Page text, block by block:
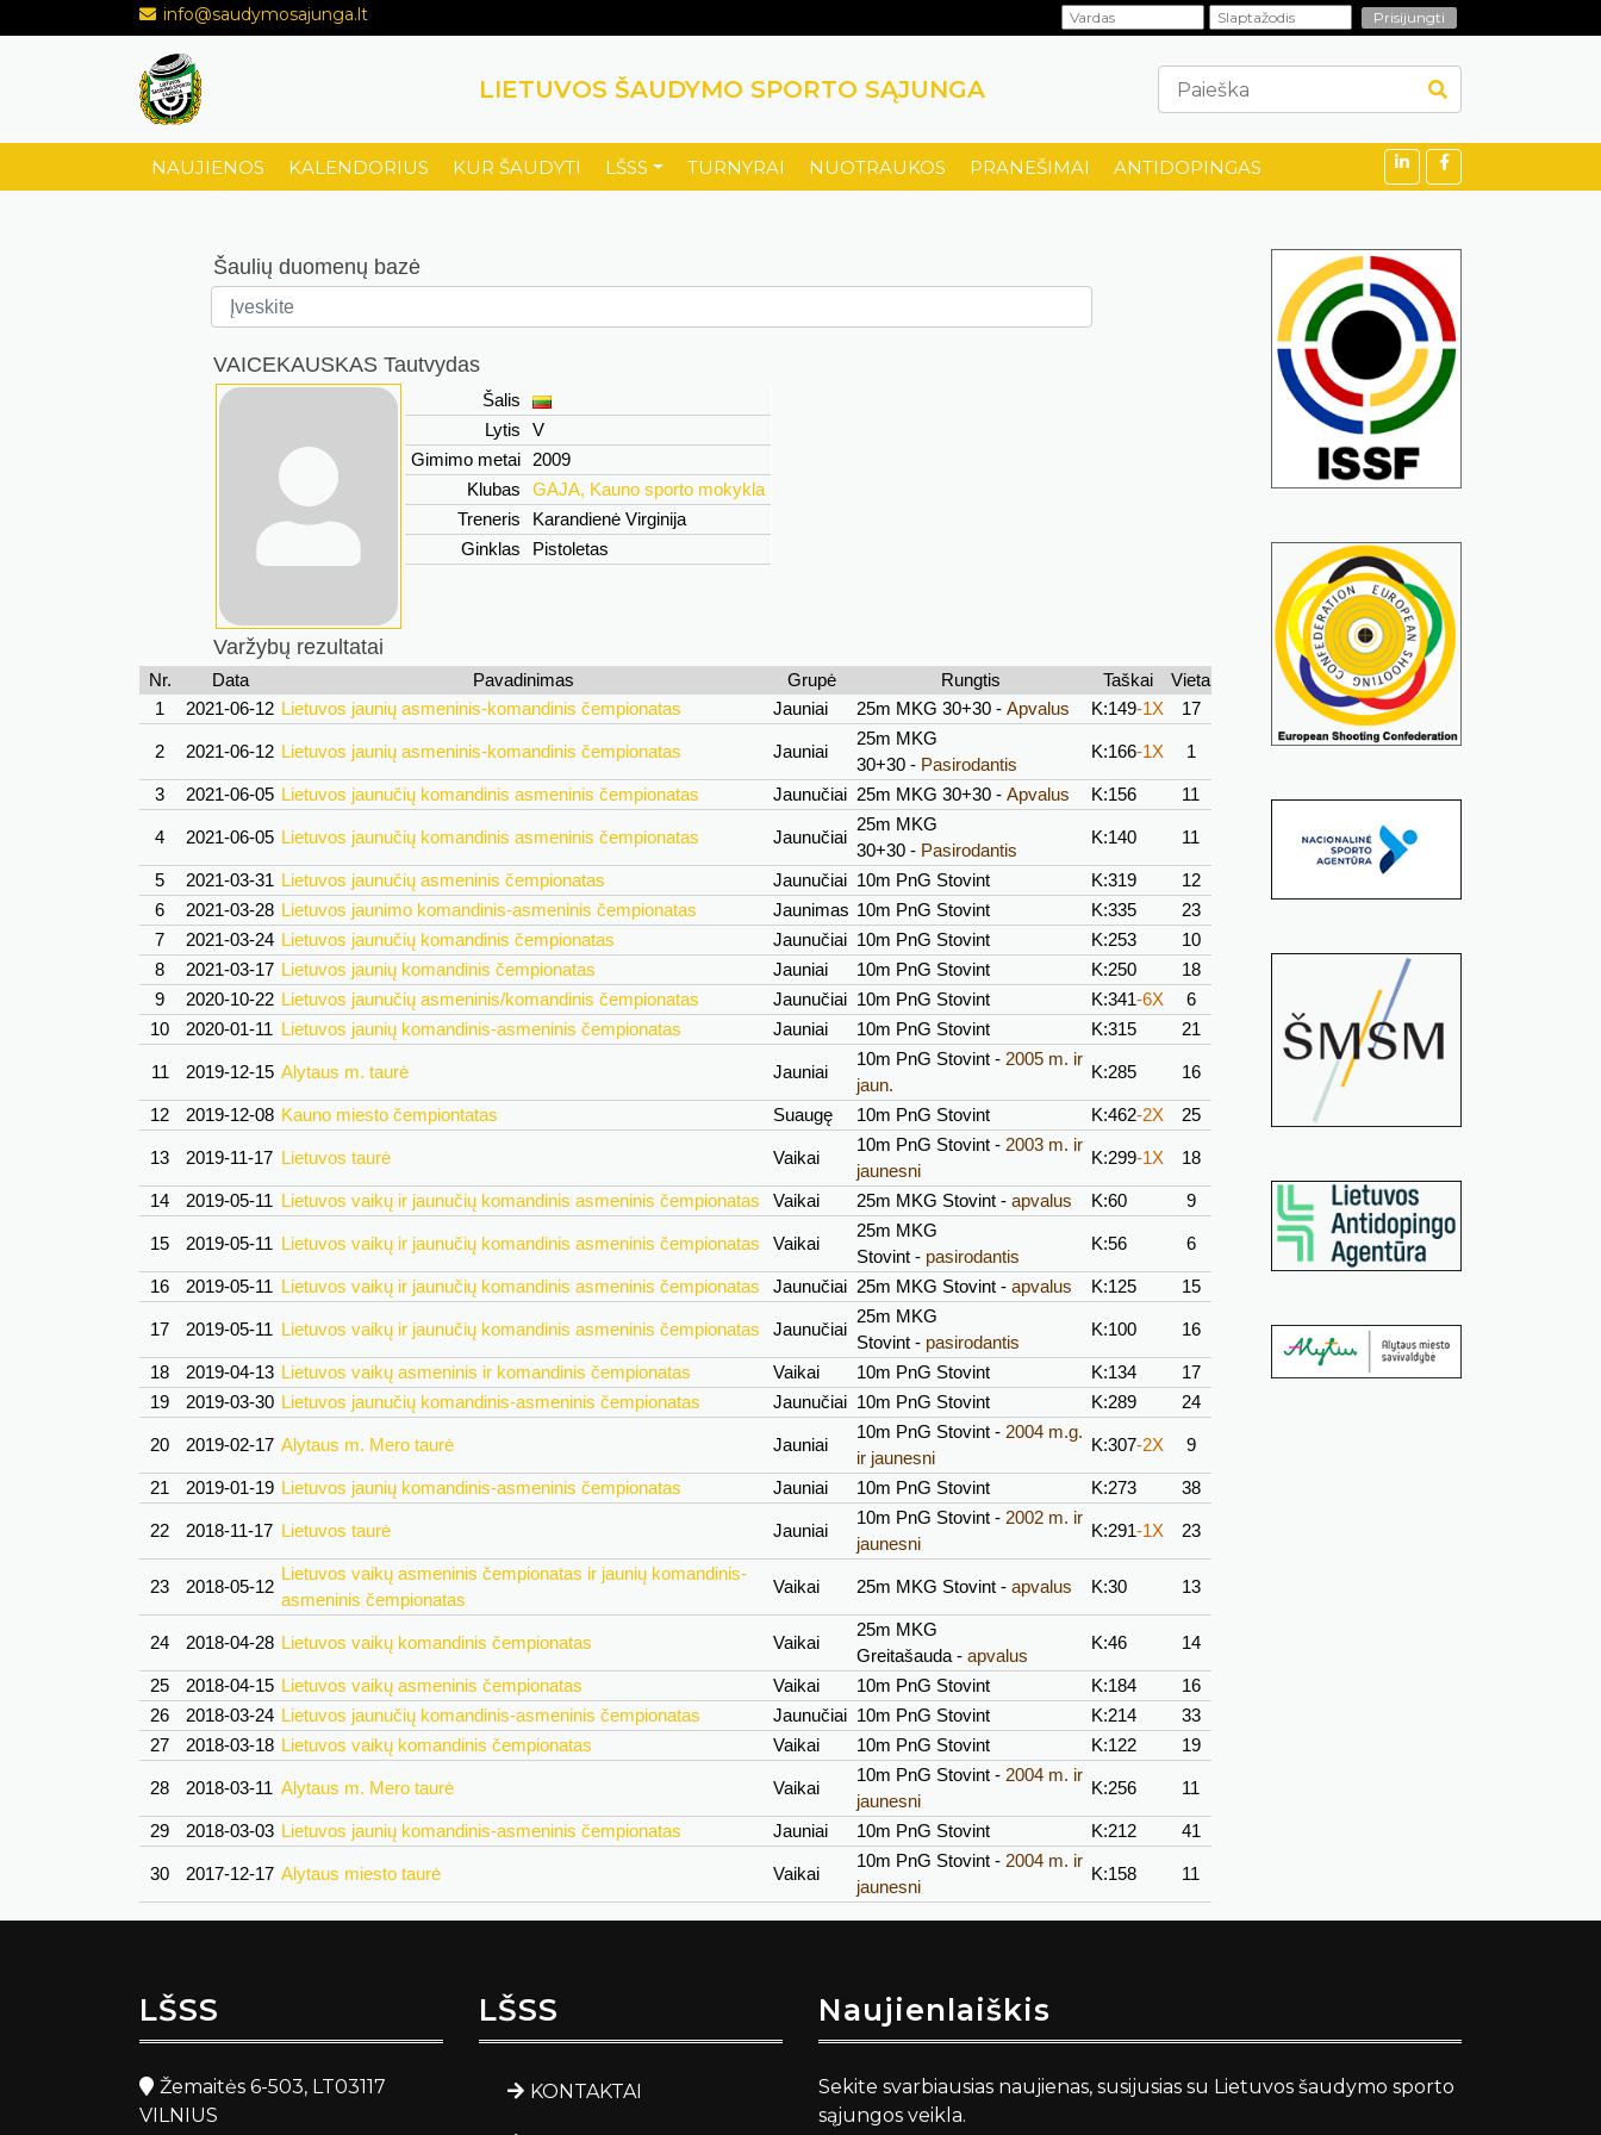
info@saudymosajunga.lt
LIETUVOS ŠAUDYMO SPORTO SĄJUNGA
NAUJIENOS KALENDORIUS KUR ŠAUDYTI LŠSS TURNYRAI NUOTRAUKOS PRANEŠIMAI ANTIDOPINGAS
Šaulių duomenų bazė
VAICEKAUSKAS Tautvydas
Šalis
Lytis
V
Gimimo metai
2009
Klubas
GAJA, Kauno sporto mokykla
Treneris
Karandienė Virginija
Ginklas
Pistoletas
Varžybų rezultatai
Nr. Data Pavadinimas Grupė Rungtis Taškai
Vieta
1
2021-06-12 Lietuvos jaunių asmeninis-komandinis čempionatas Jauniai 25m MKG 30+30 - Apvalus K:149-1X 17
2 2021-06-12 Lietuvos jaunių asmeninis-komandinis čempionatas Jauniai
25m MKG
30+30 - Pasirodantis
K:166-1X 1
3 2021-06-05 Lietuvos jaunučių komandinis asmeninis čempionatas Jaunučiai 25m MKG 30+30 - Apvalus K:156 11
4 2021-06-05 Lietuvos jaunučių komandinis asmeninis čempionatas Jaunučiai
25m MKG
30+30 - Pasirodantis
K:140 11
5 2021-03-31 Lietuvos jaunučių asmeninis čempionatas Jaunučiai 10m PnG Stovint K:319
12
6
2021-03-28 Lietuvos jaunimo komandinis-asmeninis čempionatas Jaunimas 10m PnG Stovint K:335
23
7
2021-03-24 Lietuvos jaunučių komandinis čempionatas Jaunučiai 10m PnG Stovint K:253
10
8
2021-03-17 Lietuvos jaunių komandinis čempionatas Jauniai 10m PnG Stovint K:250
18
9
2020-10-22 Lietuvos jaunučių asmeninis/komandinis čempionatas Jaunučiai 10m PnG Stovint K:341-6X
6
10
2020-01-11 Lietuvos jaunių komandinis-asmeninis čempionatas Jauniai 10m PnG Stovint K:315 21
11 2019-12-15 Alytaus m. taurė Jauniai
10m PnG Stovint - 2005 m. ir
jaun.
K:285 16
12 2019-12-08 Kauno miesto čempiontatas Suaugę 10m PnG Stovint K:462-2X 25
13 2019-11-17 Lietuvos taurė Vaikai
10m PnG Stovint - 2003 m. ir
jaunesni
K:299-1X 18
14 2019-05-11 Lietuvos vaikų ir jaunučių komandinis asmeninis čempionatas Vaikai 25m MKG Stovint - apvalus K:60 9
15 2019-05-11 Lietuvos vaikų ir jaunučių komandinis asmeninis čempionatas Vaikai
25m MKG
Stovint - pasirodantis
K:56 6
16 2019-05-11 Lietuvos vaikų ir jaunučių komandinis asmeninis čempionatas Jaunučiai 25m MKG Stovint - apvalus K:125 15
17 2019-05-11 Lietuvos vaikų ir jaunučių komandinis asmeninis čempionatas Jaunučiai
25m MKG
Stovint - pasirodantis
K:100 16
18 2019-04-13 Lietuvos vaikų asmeninis ir komandinis čempionatas Vaikai 10m PnG Stovint K:134
17
19
2019-03-30 Lietuvos jaunučių komandinis-asmeninis čempionatas Jaunučiai 10m PnG Stovint K:289 24
20 2019-02-17 Alytaus m. Mero taurė Jauniai
10m PnG Stovint - 2004 m.g.
ir jaunesni
K:307-2X 9
21 2019-01-19 Lietuvos jaunių komandinis-asmeninis čempionatas Jauniai 10m PnG Stovint K:273 38
22 2018-11-17 Lietuvos taurė Jauniai
10m PnG Stovint - 2002 m. ir
jaunesni
K:291-1X 23
23 2018-05-12
Lietuvos vaikų asmeninis čempionatas ir jaunių komandinis-
asmeninis čempionatas
Vaikai 25m MKG Stovint - apvalus K:30 13
24 2018-04-28 Lietuvos vaikų komandinis čempionatas Vaikai
25m MKG
Greitašauda - apvalus
K:46 14
25 2018-04-15 Lietuvos vaikų asmeninis čempionatas Vaikai 10m PnG Stovint K:184
16
26
2018-03-24 Lietuvos jaunučių komandinis-asmeninis čempionatas Jaunučiai 10m PnG Stovint K:214
33
27
2018-03-18 Lietuvos vaikų komandinis čempionatas Vaikai 10m PnG Stovint K:122 19
28 2018-03-11 Alytaus m. Mero taurė Vaikai
10m PnG Stovint - 2004 m. ir
jaunesni
K:256 11
29 2018-03-03 Lietuvos jaunių komandinis-asmeninis čempionatas Jauniai 10m PnG Stovint K:212 41
30 2017-12-17 Alytaus miesto taurė Vaikai
10m PnG Stovint - 2004 m. ir
jaunesni
K:158 11
LŠSS
Žemaitės 6-503, LT03117
VILNIUS
LŠSS
KONTAKTAI
Naujienlaiškis
Sekite svarbiausias naujienas, susijusias su Lietuvos šaudymo sporto
sąjungos veikla.